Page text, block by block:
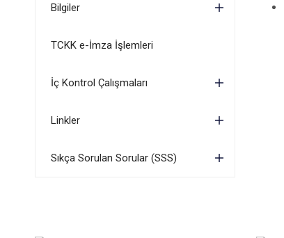
Bilgiler
TCKK e-İmza İşlemleri
İç Kontrol Çalışmaları
Linkler
Sıkça Sorulan Sorular (SSS)